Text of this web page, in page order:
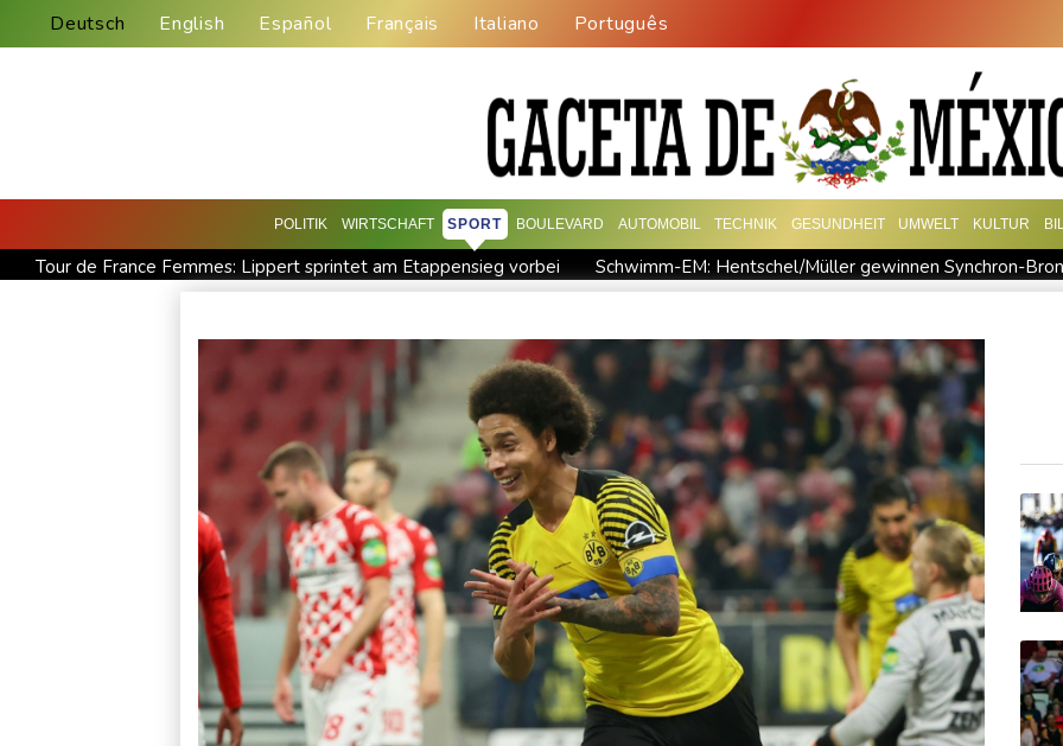
Deutsch English Español Français Italiano Português
POLITIK WIRTSCHAFT SPORT BOULEVARD AUTOMOBIL TECHNIK GESUNDHEIT UMWELT KULTUR
Tour de France Femmes: Lippert sprintet am Etappensieg vorbei Schwimm-EM: Hentschel/Müller gewinnen Synchron-
Niedrigwasser: Bilger für Aussetzung von Sonn- und Feiertagsfahrverbot für Lkw
Millionendeal perfekt: Diomande wechselt
US-Republikaner wollen früheren Corona-Berater Fauci vor Gericht stellen lassen
Forlán wird Nationaltrainer in Uruguay